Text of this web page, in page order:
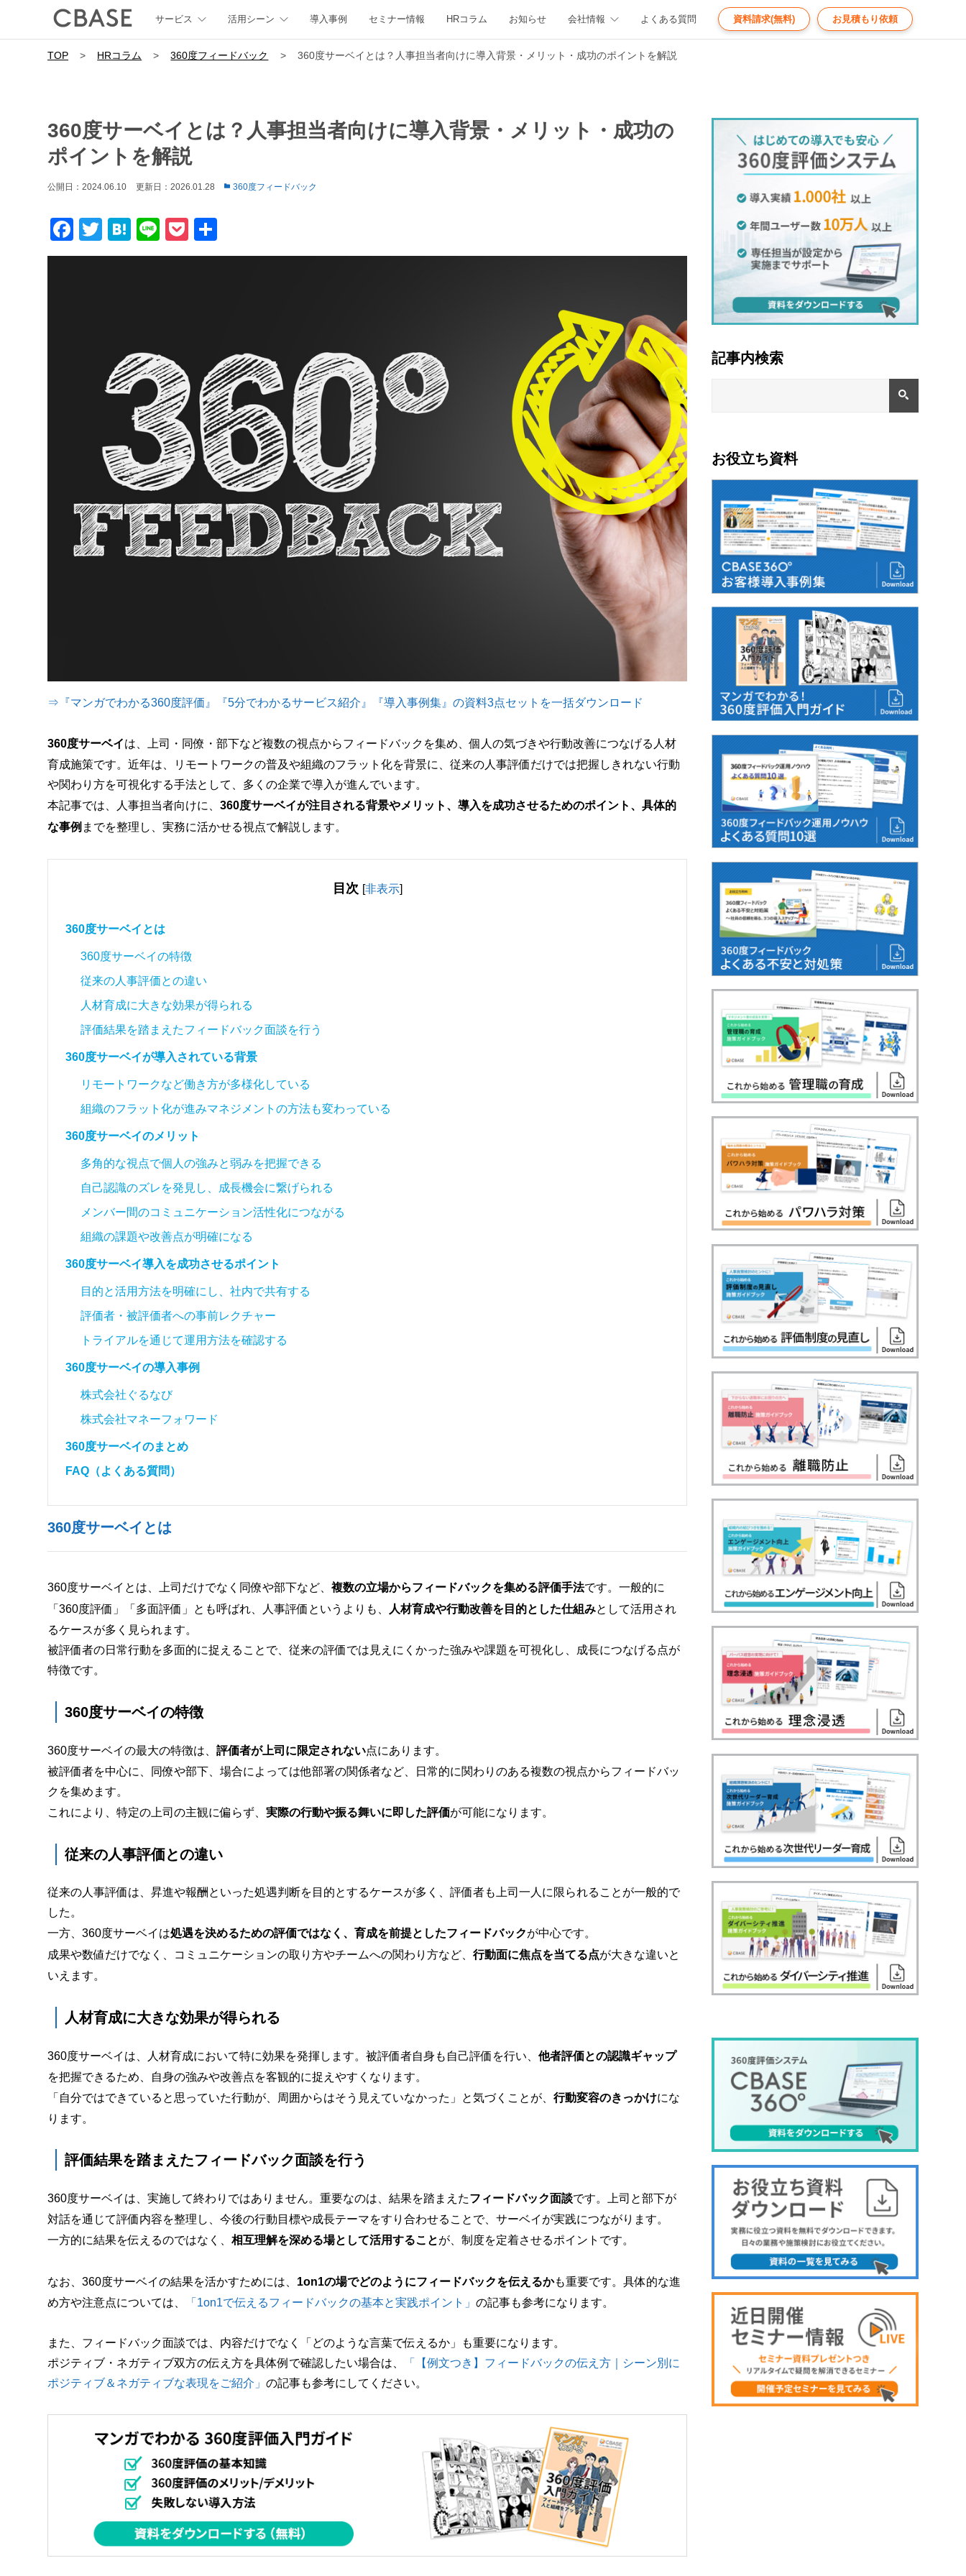
サービス 活用シーン 導入事例 セミナー情報 HRコラム お知らせ 会社情報 よくある質問 資料請求(無料) お見積もり依頼
TOP > HRコラム > 360度フィードバック > 360度サーベイとは？人事担当者向けに導入背景・メリット・成功のポイントを解説
360度サーベイとは？人事担当者向けに導入背景・メリット・成功の
ポイントを解説
公開日：2024.06.10 更新日：2026.01.28 360度フィードバック
Facebook
Twitter
Hatena
LinePocket
有
⇒『マンガでわかる360度評価』『5分でわかるサービス紹介』『導入事例集』の資料3点セットを一括ダウンロード
360度サーベイは、上司・同僚・部下など複数の視点からフィードバックを集め、個人の気づきや行動改善につなげる人材
育成施策です。近年は、リモートワークの普及や組織のフラット化を背景に、従来の人事評価だけでは把握しきれない行動
や関わり方を可視化する手法として、多くの企業で導入が進んでいます。
本記事では、人事担当者向けに、 360度サーベイが注目される背景やメリット、導入を成功させるためのポイント、具体的
な事例 までを整理し、実務に活かせる視点で解説します。
目次 [非表示]
360度サーベイとは
360度サーベイの特徴
従来の人事評価との違い
人材育成に大きな効果が得られる
評価結果を踏まえたフィードバック面談を行う
360度サーベイが導入されている背景
リモートワークなど働き方が多様化している
組織のフラット化が進みマネジメントの方法も変わっている
360度サーベイのメリット
多角的な視点で個人の強みと弱みを把握できる
自己認識のズレを発見し、成長機会に繋げられる
メンバー間のコミュニケーション活性化につながる
組織の課題や改善点が明確になる
360度サーベイ導入を成功させるポイント
目的と活用方法を明確にし、社内で共有する
評価者・被評価者への事前レクチャー
トライアルを通じて運用方法を確認する
360度サーベイの導入事例
株式会社ぐるなび
株式会社マネーフォワード
360度サーベイのまとめ
FAQ（よくある質問）
360度サーベイとは
360度サーベイとは、上司だけでなく同僚や部下など、 複数の立場からフィードバックを集める評価手法です。一般的に
「360度評価」「多面評価」とも呼ばれ、人事評価というよりも、
人材育成や行動改善を目的とした仕組みとして活用され
るケースが多く見られます。
被評価者の日常行動を多面的に捉えることで、従来の評価では見えにくかった強みや課題を可視化し、成長につなげる点が
特徴です。
360度サーベイの特徴
360度サーベイの最大の特徴は、 評価者が上司に限定されない点にあります。
被評価者を中心に、同僚や部下、場合によっては他部署の関係者など、日常的に関わりのある複数の視点からフィードバッ
クを集めます。
これにより、特定の上司の主観に偏らず、 実際の行動や振る舞いに即した評価が可能になります。
従来の人事評価との違い
従来の人事評価は、昇進や報酬といった処遇判断を目的とするケースが多く、評価者も上司一人に限られることが一般的で
した。
一方、360度サーベイは処遇を決めるための評価ではなく、育成を前提としたフィードバックが中心です。
成果や数値だけでなく、コミュニケーションの取り方やチームへの関わり方など、 行動面に焦点を当てる点が大きな違いと
いえます。
人材育成に大きな効果が得られる
360度サーベイは、人材育成において特に効果を発揮します。被評価者自身も自己評価を行い、 他者評価との認識ギャップ
を把握できるため、自身の強みや改善点を客観的に捉えやすくなります。
「自分ではできていると思っていた行動が、周囲からはそう見えていなかった」と気づくことが、 行動変容のきっかけにな
ります。
評価結果を踏まえたフィードバック面談を行う
360度サーベイは、実施して終わりではありません。重要なのは、結果を踏まえたフィードバック面談です。上司と部下が
対話を通じて評価内容を整理し、今後の行動目標や成長テーマをすり合わせることで、サーベイが実践につながります。
一方的に結果を伝えるのではなく、 相互理解を深める場として活用することが、制度を定着させるポイントです。
なお、360度サーベイの結果を活かすためには、 1on1の場でどのようにフィードバックを伝えるかも重要です。具体的な進
め方や注意点については、
「1on1で伝えるフィードバックの基本と実践ポイント」 の記事も参考になります。
また、フィードバック面談では、内容だけでなく「どのような言葉で伝えるか」も重要になります。
ポジティブ・ネガティブ双方の伝え方を具体例で確認したい場合は、
「【例文つき】フィードバックの伝え方｜シーン別に
ポジティブ＆ネガティブな表現をご紹介」 の記事も参考にしてください。
記事内検索
お役立ち資料